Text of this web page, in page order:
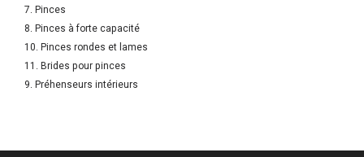
7. Pinces
8. Pinces à forte capacité
10. Pinces rondes et lames
11. Brides pour pinces
9. Préhenseurs intérieurs